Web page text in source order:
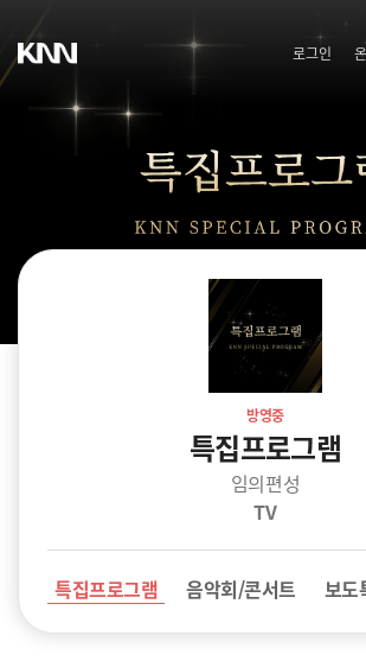
로그인
특집프로그램
방영중
임의편성
TV
특집프로그램 음악회/콘서트 보도